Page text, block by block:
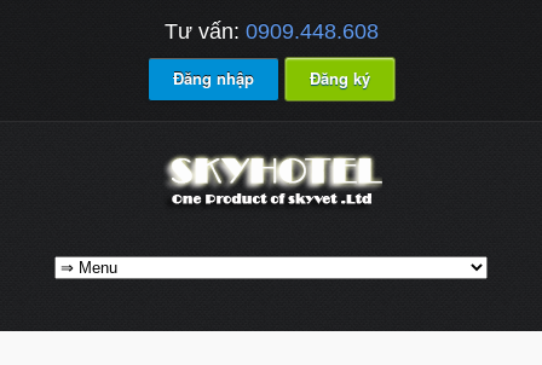
Tư vấn: 0909.448.608
Đăng nhập Đăng ký